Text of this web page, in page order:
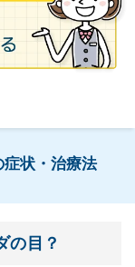
状・治療法
の目？